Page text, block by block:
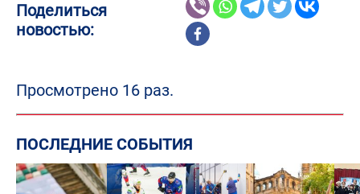
Поделиться
новостью:
Просмотрено 16 раз.
ПОСЛЕДНИЕ СОБЫТИЯ